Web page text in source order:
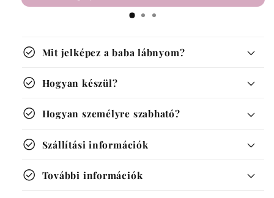
check_circle Mit jelképez a baba lábnyom?
check_circle Hogyan készül?
check_circle Hogyan személyre szabható?
check_circle Szállítási információk
3-4 munkanap
check_circle További információk